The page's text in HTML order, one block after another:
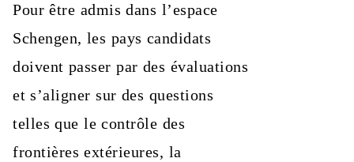
Pour être admis dans l’espace
Schengen, les pays candidats
doivent passer par des évaluations
et s’aligner sur des questions
telles que le contrôle des
frontières extérieures, la